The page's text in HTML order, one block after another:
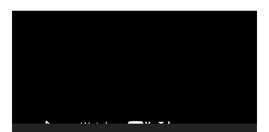
Відеопрогравач